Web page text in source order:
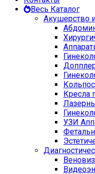
Весь Каталог
Акушерство
Кресла
УЗИ